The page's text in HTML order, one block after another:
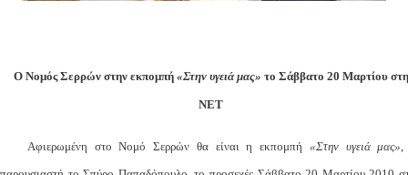
Ο Νομός Σερρών στην εκπομπή «Στην υγειά μας» το Σάββατο 20 Μαρτίου στη
ΝΕΤ
Αφιερωμένη στο Νομό Σερρών θα είναι η εκπομπή «Στην υγειά μας»,